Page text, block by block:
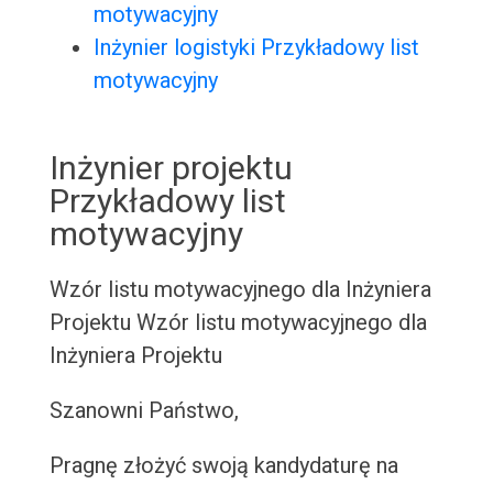
motywacyjny
Inżynier logistyki Przykładowy list
motywacyjny
Inżynier projektu
Przykładowy list
motywacyjny
Wzór listu motywacyjnego dla Inżyniera
Projektu Wzór listu motywacyjnego dla
Inżyniera Projektu
Szanowni Państwo,
Pragnę złożyć swoją kandydaturę na